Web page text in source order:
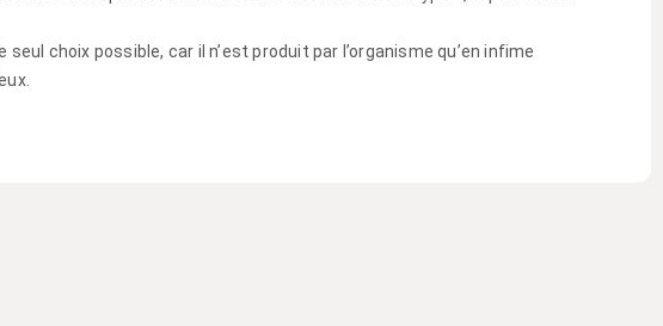
choix possible, car il n’est produit par l’organisme qu’en infime